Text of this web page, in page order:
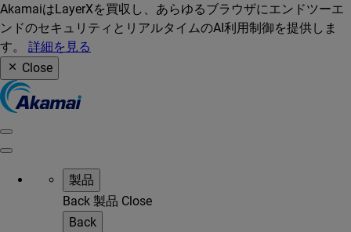
AkamaiはLayerXを買収し、あらゆるブラウザにエンドツーエ
ンドのセキュリティとリアルタイムのAI利用制御を提供しま
す。 詳細を見る
Close
製品
Back 製品 Close
Back